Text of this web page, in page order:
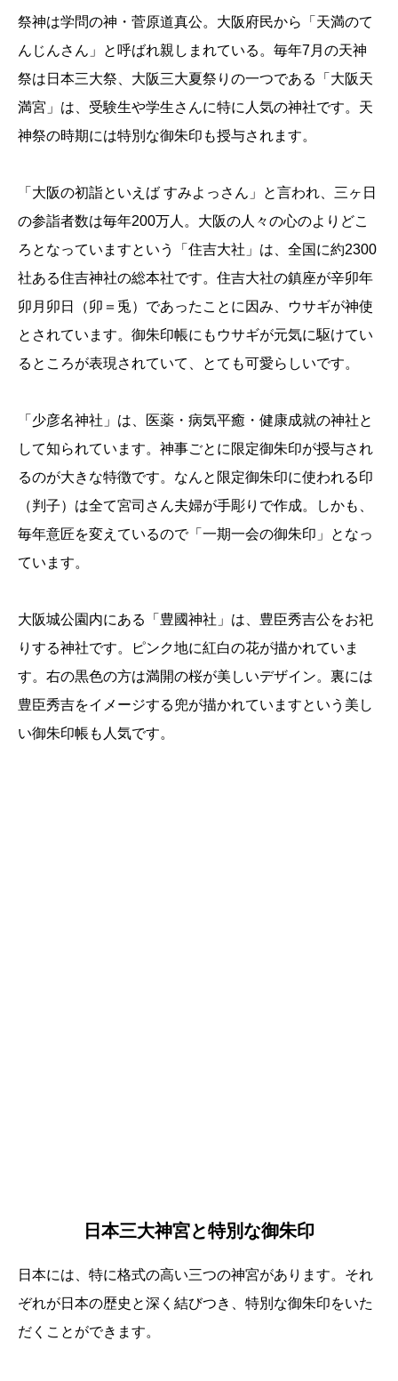
祭神は学問の神・菅原道真公。大阪府民から「天満のて
んじんさん」と呼ばれ親しまれている。毎年7月の天神
祭は日本三大祭、大阪三大夏祭りの一つである「大阪天
満宮」は、受験生や学生さんに特に人気の神社です。天
神祭の時期には特別な御朱印も授与されます。
「大阪の初詣といえば すみよっさん」と言われ、三ヶ日
の参詣者数は毎年200万人。大阪の人々の心のよりどこ
ろとなっていますという「住吉大社」は、全国に約2300
社ある住吉神社の総本社です。住吉大社の鎮座が辛卯年
卯月卯日（卯＝兎）であったことに因み、ウサギが神使
とされています。御朱印帳にもウサギが元気に駆けてい
るところが表現されていて、とても可愛らしいです。
「少彦名神社」は、医薬・病気平癒・健康成就の神社と
して知られています。神事ごとに限定御朱印が授与され
るのが大きな特徴です。なんと限定御朱印に使われる印
（判子）は全て宮司さん夫婦が手彫りで作成。しかも、
毎年意匠を変えているので「一期一会の御朱印」となっ
ています。
大阪城公園内にある「豊國神社」は、豊臣秀吉公をお祀
りする神社です。ピンク地に紅白の花が描かれていま
す。右の黒色の方は満開の桜が美しいデザイン。裏には
豊臣秀吉をイメージする兜が描かれていますという美し
い御朱印帳も人気です。
日本三大神宮と特別な御朱印
日本には、特に格式の高い三つの神宮があります。それ
ぞれが日本の歴史と深く結びつき、特別な御朱印をいた
だくことができます。